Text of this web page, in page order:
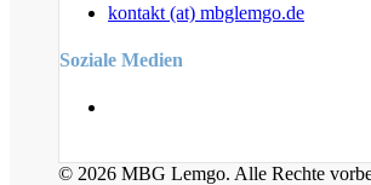
kontakt (at) mbglemgo.de
Soziale Medien
© 2026 MBG Lemgo. Alle Rechte